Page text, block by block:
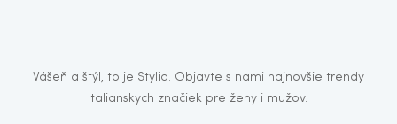
Vášeň a štýl, to je Stylia. Objavte s nami najnovšie trendy
talianskych značiek pre ženy i mužov.